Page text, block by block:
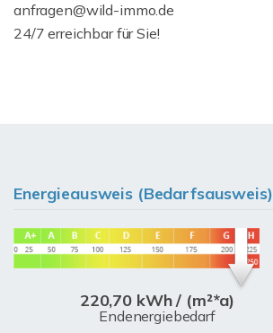
anfragen@wild-immo.de
24/7 erreichbar für Sie!
Energieausweis (Bedarfsausweis)
220,70 kWh / (m²*a)
Endenergiebedarf